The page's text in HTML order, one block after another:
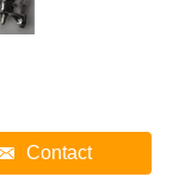
Contact